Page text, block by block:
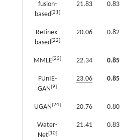
fusion-
based[21]
21.83 0.83
Retinex-
based[22]
20.06 0.82
MMLE[23] 22.34 0.85
FUnIE-
GAN[9]
23.06 0.85
UGAN[24] 20.76 0.80
Water-
Net[10]
21.41 0.83